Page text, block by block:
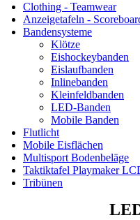
Clothing - Teamwear
Anzeigetafeln -
Bandensysteme
Klötze
Eishockeybanden
Eislaufbanden
Inlinebanden
Kleinfeldbanden
LED-Banden
Mobile Banden
Flutlicht
Mobile Eisflächen
Multisport Bodenbeläge
Taktiktafel Playmaker
Tribünen